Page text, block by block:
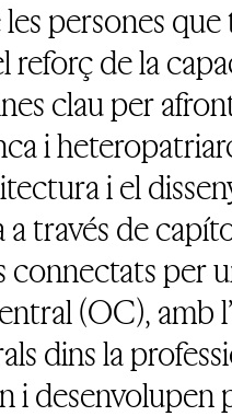
persones que
reforç de la
clau per
i
i el
a través de
connectats per
(OC), amb
dins la
i desenvolupen